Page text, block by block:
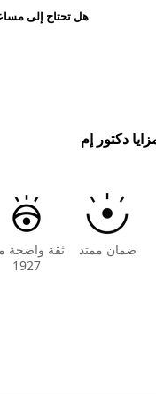
هل تحتاج إلى
دكتور إم
ضمان ممتد
ثقة واضحة
1927